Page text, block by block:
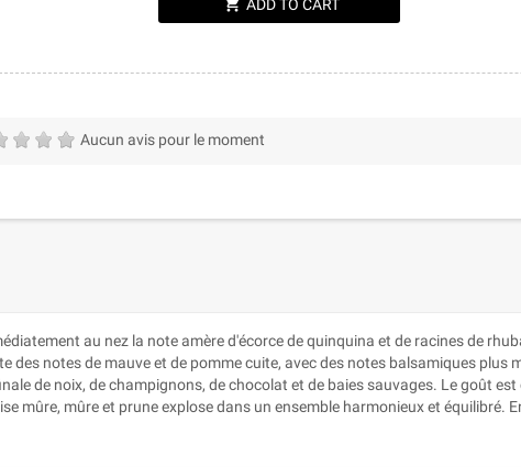
shopping_cart ADD TO CART
Aucun avis pour le moment
au nez la note amère d'écorce de quinquina et de racines de
des notes de mauve et de pomme cuite, avec des notes balsamiques plus
de noix, de champignons, de chocolat et de baies sauvages. Le goût
mûre, mûre et prune explose dans un ensemble harmonieux et équilibré.